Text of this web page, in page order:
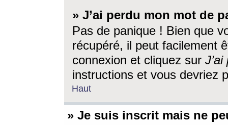
» J’ai perdu mon mot de
Pas de panique ! Bien que
récupéré, il peut facilement
connexion et cliquez sur
instructions et vous devriez
Haut
» Je suis inscrit mais ne